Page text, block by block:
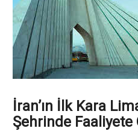
İran’ın İlk Kara
Şehrinde Faaliyete